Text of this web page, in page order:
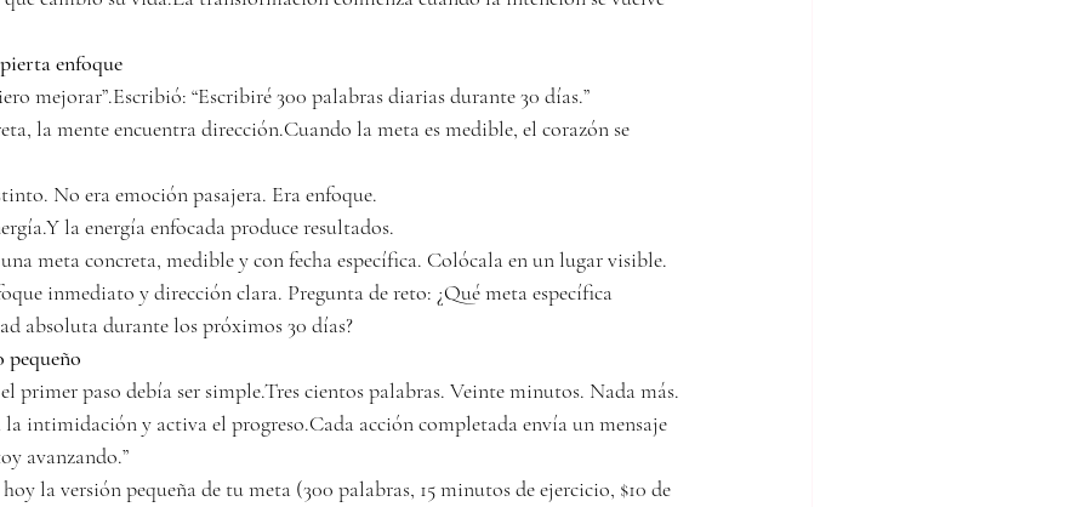
enfoque
mejorar”.Escribió: “Escribiré 300 palabras diarias durante 30 días.”
la mente encuentra dirección.Cuando la meta es medible, el corazón se
No era emoción pasajera. Era enfoque.
la energía enfocada produce resultados.
meta concreta, medible y con fecha específica. Colócala en un lugar visible.
inmediato y dirección clara. Pregunta de reto: ¿Qué meta específica
absoluta durante los próximos 30 días?
pequeño
primer paso debía ser simple.Tres cientos palabras. Veinte minutos. Nada más.
intimidación y activa el progreso.Cada acción completada envía un mensaje
avanzando.”
la versión pequeña de tu meta (300 palabras, 15 minutos de ejercicio, $10 de